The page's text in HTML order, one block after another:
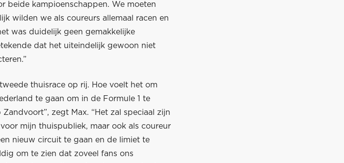
beide kampioenschappen. We moeten
wilden we als coureurs allemaal racen en
was duidelijk geen gemakkelijke
dat het uiteindelijk gewoon niet
thuisrace op rij. Hoe voelt het om
te gaan om in de Formule 1 te
zegt Max. “Het zal speciaal zijn
mijn thuispubliek, maar ook als coureur
nieuw circuit te gaan en de limiet te
om te zien dat zoveel fans ons